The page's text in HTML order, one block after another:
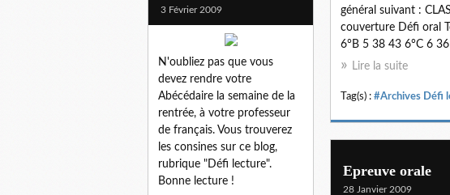
général suivant :
couverture Défi oral
6°B 5 38 43 6°C 6
Lire la suite
Tag(s) : #Archives Défi
3 Février 2009
N'oubliez pas que vous
devez rendre votre
Abécédaire la semaine de la
rentrée, à votre professeur
de français. Vous trouverez
les consines sur ce blog,
rubrique "Défi lecture".
Bonne lecture !
Epreuve orale
28 Janvier 2009